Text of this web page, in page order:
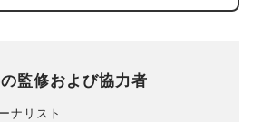
監修および協力者
ナリスト